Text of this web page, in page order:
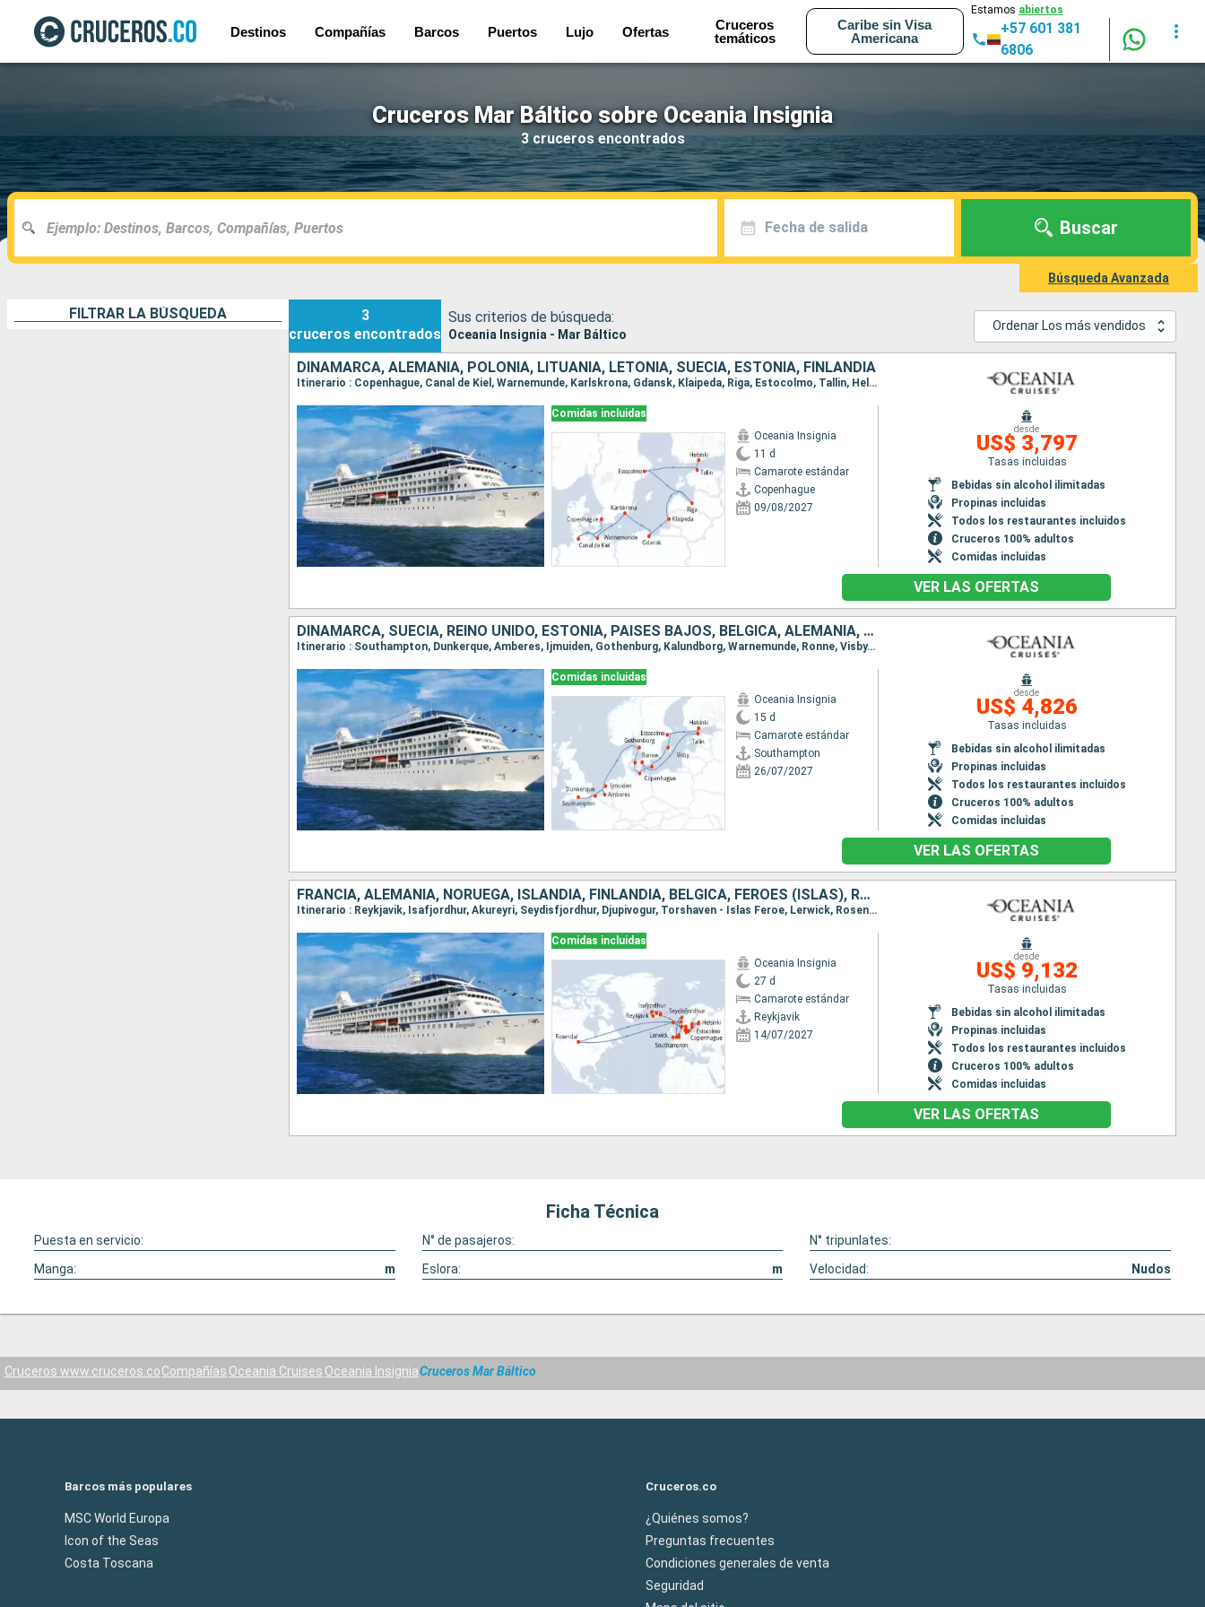
Destinos Compañías Barcos Puertos Lujo Ofertas
Cruceros
temáticos
Caribe sin Visa
Americana
Estamos abiertos
+57 601 381
6806
Cruceros Mar Báltico sobre Oceania Insignia
3 cruceros encontrados
Fecha de salida Buscar
Búsqueda Avanzada
FILTRAR LA BÚSQUEDA
3
cruceros encontrados
Sus criterios de búsqueda:
Oceania Insignia - Mar Báltico
Ordenar Los más vendidos
DINAMARCA, ALEMANIA, POLONIA, LITUANIA, LETONIA, SUECIA, ESTONIA, FINLANDIA
Itinerario : Copenhague, Canal de Kiel, Warnemunde, Karlskrona, Gdansk, Klaipeda, Riga, Estocolmo, Tallin, Helsinki
Comidas incluidas
Oceania Insignia
11 d
Camarote estándar
Copenhague
09/08/2027
desde
US$ 3,797
Tasas incluidas
Bebidas sin alcohol ilimitadas
Propinas incluidas
Todos los restaurantes incluidos
Cruceros 100% adultos
Comidas incluidas
VER LAS OFERTAS
DINAMARCA, SUECIA, REINO UNIDO, ESTONIA, PAISES BAJOS, BÉLGICA, ALEMANIA, FINLANDIA, FRANCIA
Itinerario : Southampton, Dunkerque, Amberes, Ijmuiden, Gothenburg, Kalundborg, Warnemunde, Ronne, Visby, Estocolmo, Helsinki, Tallin, Copenhague
Comidas incluidas
Oceania Insignia
15 d
Camarote estándar
Southampton
26/07/2027
desde
US$ 4,826
Tasas incluidas
Bebidas sin alcohol ilimitadas
Propinas incluidas
Todos los restaurantes incluidos
Cruceros 100% adultos
Comidas incluidas
VER LAS OFERTAS
FRANCIA, ALEMANIA, NORUEGA, ISLANDIA, FINLANDIA, BÉLGICA, FÉROES (ISLAS), REINO UNIDO, DINAMARCA, SUECIA, ESTONIA, PAISES BAJOS
Itinerario : Reykjavik, Isafjordhur, Akureyri, Seydisfjordhur, Djupivogur, Torshaven - Islas Feroe, Lerwick, Rosendal, Eidfiordo, Mandal, Kristiansand, Southampton, Dunkerque, Amberes, Ijmuiden, Gothenburg, Kalundborg, Warnemunde, Ronne, Visby, Estocolmo, Helsinki, Tallin, Copenhague
Comidas incluidas
Oceania Insignia
27 d
Camarote estándar
Reykjavik
14/07/2027
desde
US$ 9,132
Tasas incluidas
Bebidas sin alcohol ilimitadas
Propinas incluidas
Todos los restaurantes incluidos
Cruceros 100% adultos
Comidas incluidas
VER LAS OFERTAS
Ficha Técnica
Puesta en servicio: N° de pasajeros:
N° tripunlates:
Manga:
m Eslora: m Velocidad: Nudos
Cruceros www.cruceros.coCompañías Oceania Cruises Oceania InsigniaCruceros Mar Báltico
Barcos más populares
MSC World Europa
Icon of the Seas
Costa Toscana
Cruceros.co
¿Quiénes somos?
Preguntas frecuentes
Condiciones generales de venta
Seguridad